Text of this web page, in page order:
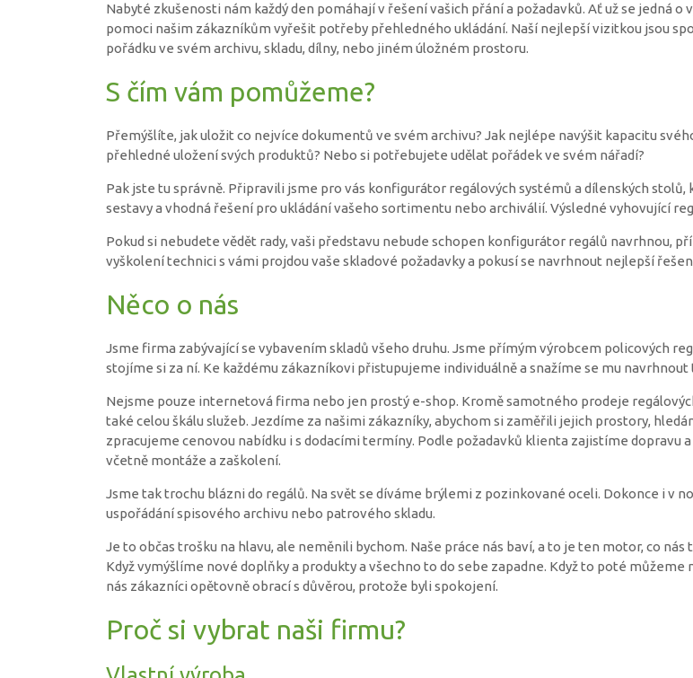
Nabyté zkušenosti nám každý den pomáhají v řešení vašich přání a požadavků. Ať už se jedná
pomoci našim zákazníkům vyřešit potřeby přehledného ukládání. Naší nejlepší vizitkou jsou
pořádku ve svém archivu, skladu, dílny, nebo jiném úložném prostoru.
S čím vám pomůžeme?
Přemýšlíte, jak uložit co nejvíce dokumentů ve svém archivu? Jak nejlépe navýšit kapacitu
přehledné uložení svých produktů? Nebo si potřebujete udělat pořádek ve svém nářadí?
Pak jste tu správně. Připravili jsme pro vás konfigurátor regálových systémů a dílenských
sestavy a vhodná řešení pro ukládání vašeho sortimentu nebo archiválií. Výsledné vyhovující
Pokud si nebudete vědět rady, vaši představu nebude schopen konfigurátor regálů navrhnou,
vyškolení technici s vámi projdou vaše skladové požadavky a pokusí se navrhnout nejlepší
Něco o nás
Jsme firma zabývající se vybavením skladů všeho druhu. Jsme přímým výrobcem policových
stojíme si za ní. Ke každému zákazníkovi přistupujeme individuálně a snažíme se mu
Nejsme pouze internetová firma nebo jen prostý e-shop. Kromě samotného prodeje
také celou škálu služeb. Jezdíme za našimi zákazníky, abychom si zaměřili jejich prostory,
zpracujeme cenovou nabídku i s dodacími termíny. Podle požadavků klienta zajistíme dopravu
včetně montáže a zaškolení.
Jsme tak trochu blázni do regálů. Na svět se díváme brýlemi z pozinkované oceli. Dokonce i v
uspořádání spisového archivu nebo patrového skladu.
Je to občas trošku na hlavu, ale neměnili bychom. Naše práce nás baví, a to je ten motor, co
Když vymýšlíme nové doplňky a produkty a všechno to do sebe zapadne. Když to poté
nás zákazníci opětovně obrací s důvěrou, protože byli spokojení.
Proč si vybrat naši firmu?